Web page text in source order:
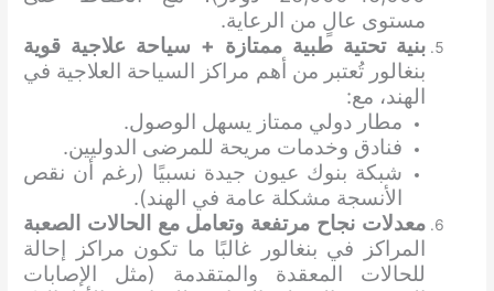
مستوى عالٍ من الرعاية.
بنية تحتية طبية ممتازة + سياحة علاجية قوية
بنغالور تُعتبر من أهم مراكز السياحة العلاجية في
الهند، مع:
مطار دولي ممتاز يسهل الوصول.
فنادق وخدمات مريحة للمرضى الدوليين.
شبكة بنوك عيون جيدة نسبيًا (رغم أن نقص
الأنسجة مشكلة عامة في الهند).
معدلات نجاح مرتفعة وتعامل مع الحالات الصعبة
المراكز في بنغالور غالبًا ما تكون مراكز إحالة
للحالات المعقدة والمتقدمة (مثل الإصابات